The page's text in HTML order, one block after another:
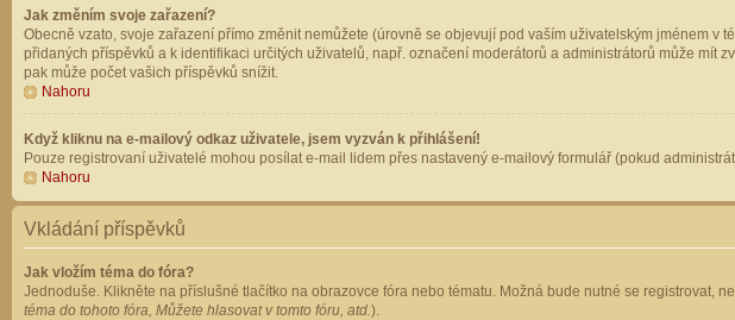
Jak změním svoje zařazení?
Obecně vzato, svoje zařazení přímo změnit nemůžete (úrovně se objevují pod vaším uživatelským jménem
přidaných příspěvků a k identifikaci určitých uživatelů, např. označení moderátorů a administrátorů může
pak může počet vašich příspěvků snížit.
Nahoru
Když kliknu na e-mailový odkaz uživatele, jsem vyzván k přihlášení!
Pouze registrovaní uživatelé mohou posílat e-mail lidem přes nastavený e-mailový formulář (pokud
Nahoru
Vkládání příspěvků
Jak vložím téma do fóra?
Jednoduše. Klikněte na příslušné tlačítko na obrazovce fóra nebo tématu. Možná bude nutné se registrovat,
téma do tohoto fóra, Můžete hlasovat v tomto fóru, atd.).